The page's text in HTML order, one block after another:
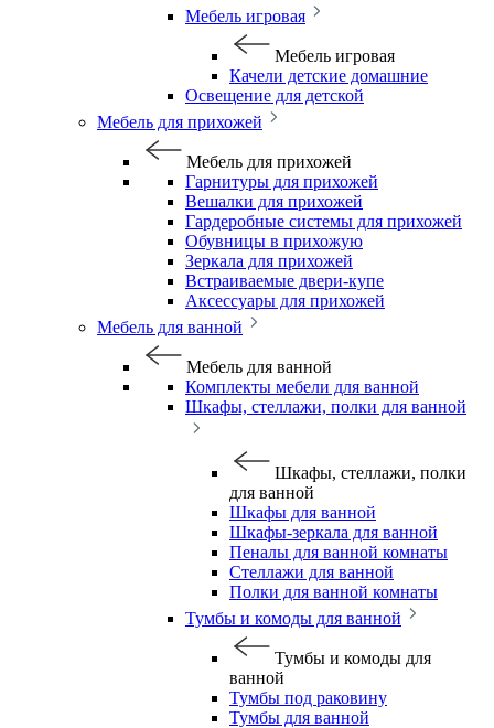
Мебель игровая
Мебель игровая
Качели детские домашние
Освещение для детской
Мебель для прихожей
Мебель для прихожей
Гарнитуры для прихожей
Вешалки для прихожей
Гардеробные системы для прихожей
Обувницы в прихожую
Зеркала для прихожей
Встраиваемые двери-купе
Аксессуары для прихожей
Мебель для ванной
Мебель для ванной
Комплекты мебели для ванной
Шкафы, стеллажи, полки для ванной
Шкафы, стеллажи, полки
для ванной
Шкафы для ванной
Шкафы-зеркала для ванной
Пеналы для ванной комнаты
Стеллажи для ванной
Полки для ванной комнаты
Тумбы и комоды для ванной
Тумбы и комоды для
ванной
Тумбы под раковину
Тумбы для ванной